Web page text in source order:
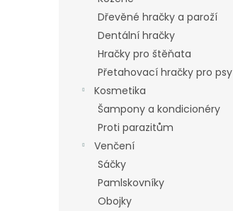
Dřevěné hračky a paroží
Dentální hračky
Hračky pro štěňata
Přetahovací hračky pro psy
Kosmetika
Šampony a kondicionéry
Proti parazitům
Venčení
Sáčky
Pamlskovníky
Obojky